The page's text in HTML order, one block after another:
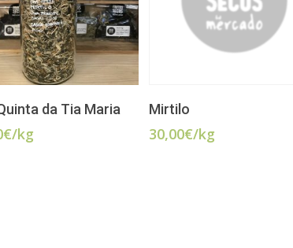
ADICIONAR
da Tia Maria
€/kg
Mirtilo
30,00€/kg